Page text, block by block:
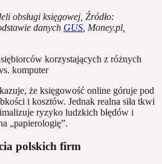
obsługi księgowej, Źródło:
danych GUS , Money.pl,
że księgowość online góruje pod
i kosztów. Jednak realna siła tkwi
ryzyko ludzkich błędów i
„papierologię”.
polskich firm